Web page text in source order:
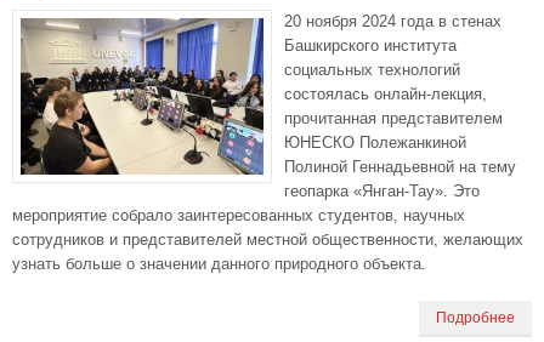
20 ноября 2024 года в стенах
Башкирского института
социальных технологий
состоялась онлайн-лекция,
прочитанная представителем
ЮНЕСКО Полежанкиной
Полиной Геннадьевной на тему
геопарка «Янган-Тау». Это
мероприятие собрало заинтересованных студентов, научных
сотрудников и представителей местной общественности, желающих
узнать больше о значении данного природного объекта.
Подробнее